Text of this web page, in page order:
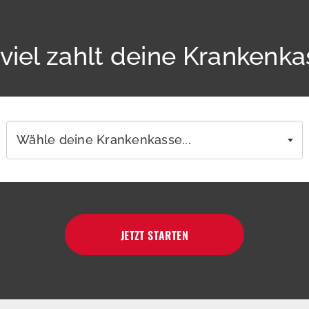
zahlt deine
Wähle deine Krankenkasse...
JETZT STARTEN